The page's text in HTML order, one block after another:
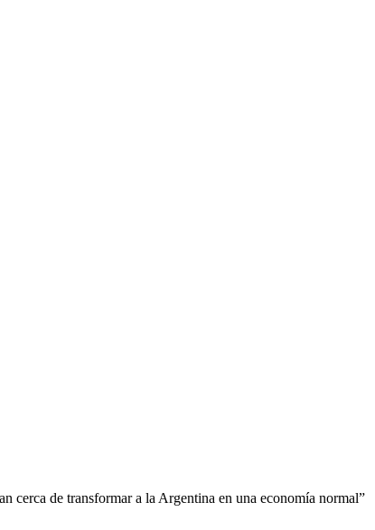
cerca de transformar a la Argentina en una economía normal”